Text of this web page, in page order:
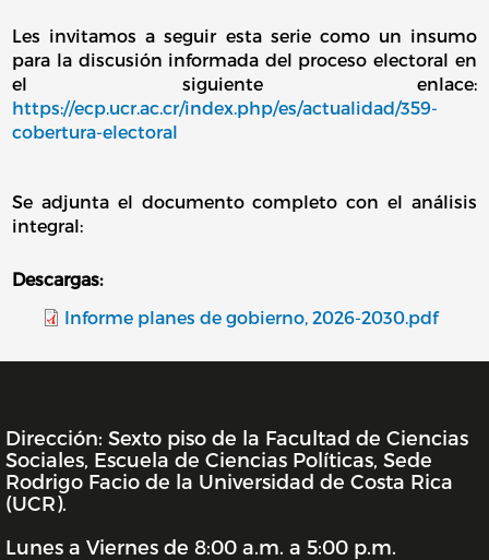
Les invitamos a seguir esta serie como un insumo
para la discusión informada del proceso electoral en
el siguiente enlace:
https://ecp.ucr.ac.cr/index.php/es/actualidad/359-
cobertura-electoral
Se adjunta el documento completo con el análisis
integral:
Descargas:
Informe planes de gobierno, 2026-2030.pdf
INFORMACIÓN DE LA UNIDAD
Dirección: Sexto piso de la Facultad de Ciencias
Sociales, Escuela de Ciencias Políticas, Sede
Rodrigo Facio de la Universidad de Costa Rica
(UCR).
Lunes a Viernes de 8:00 a.m. a 5:00 p.m.